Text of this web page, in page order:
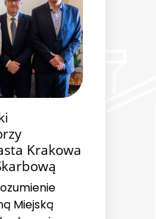
Krakowa
Miejską